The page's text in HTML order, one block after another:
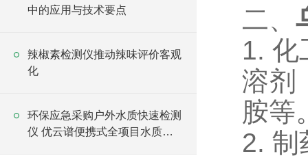
二、
1. 化
溶剂
胺等
2. 制
中的应用与技术要点
辣椒素检测仪推动辣味评价客观
化
环保应急采购户外水质快速检测
仪 优云谱便携式全项目水质分